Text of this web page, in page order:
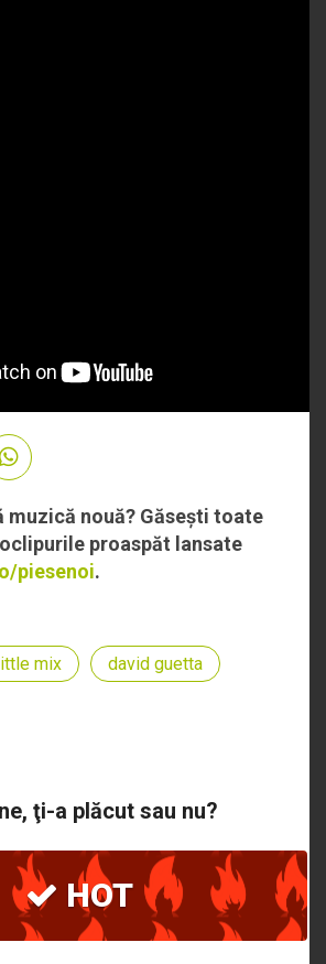
muzică nouă? Găsești toate
proaspăt lansate
piesenoi.
mix david guetta
ţi-a plăcut sau nu?
HOT